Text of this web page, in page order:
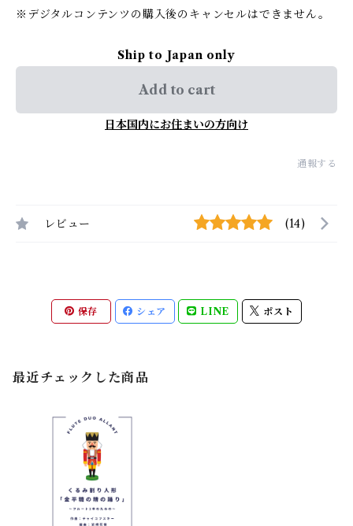
※デジタルコンテンツの購入後のキャンセルはできません。
Ship to Japan only
Add to cart
日本国内にお住まいの方向け
通報する
レビュー (14)
保存 シェア LINE ポスト
最近チェックした商品